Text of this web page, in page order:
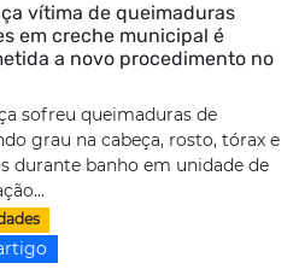
vítima de queimaduras
em creche municipal é
a novo procedimento no
sofreu queimaduras de
grau na cabeça, rosto, tórax e
durante banho em unidade de